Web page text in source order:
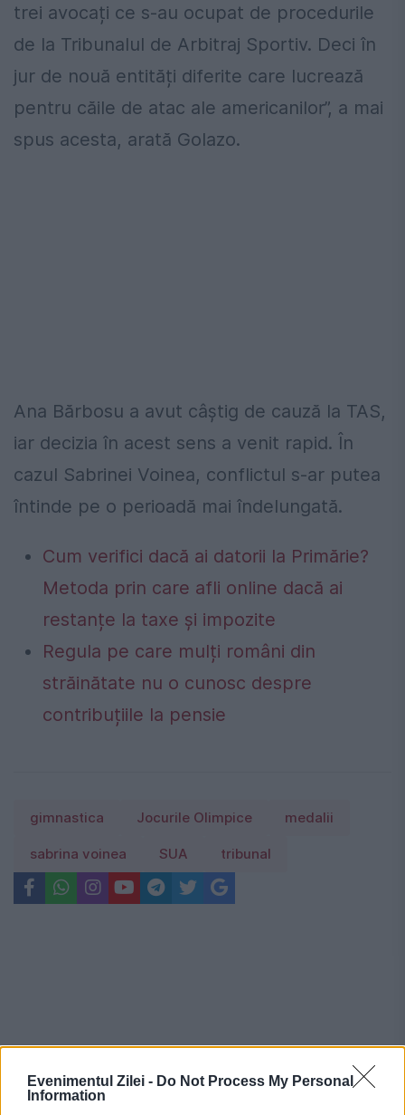
Evenimentul Zilei - Do Not Process My Personal
Information
trei avocați ce s-au ocupat de procedurile
de la Tribunalul de Arbitraj Sportiv. Deci în
jur de nouă entități diferite care lucrează
pentru căile de atac ale americanilor”, a mai
spus acesta, arată Golazo.
Ana Bărbosu a avut câștig de cauză la TAS,
iar decizia în acest sens a venit rapid. În
cazul Sabrinei Voinea, conflictul s-ar putea
întinde pe o perioadă mai îndelungată.
Cum verifici dacă ai datorii la Primărie?
Metoda prin care afli online dacă ai
restanțe la taxe și impozite
Regula pe care mulți români din
străinătate nu o cunosc despre
contribuțiile la pensie
gimnastica Jocurile Olimpice medalii
sabrina voinea SUA tribunal